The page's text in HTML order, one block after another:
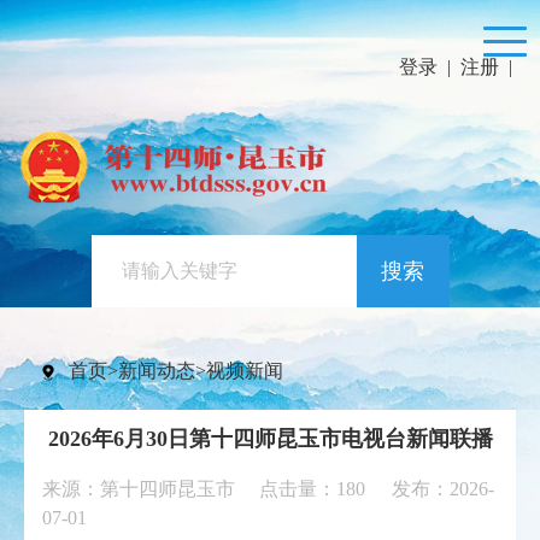
登录 | 注册 |
搜索
首页>新闻动态>视频新闻
2026年6月30日第十四师昆玉市电视台新闻联播
来源：第十四师昆玉市 点击量： 180
发布：2026-
07-01